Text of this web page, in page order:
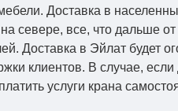
Доставка в
севере, все, что дальше
Доставка в Эйлат будет
клиентов. В случае,
услуги крана